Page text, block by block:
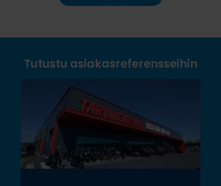
Tutustu asiakasreferensseihin